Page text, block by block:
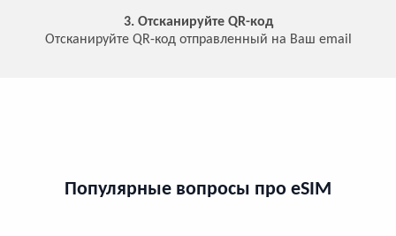
3. Отсканируйте QR-код
Отсканируйте QR-код отправленный на Ваш email
Популярные вопросы про eSIM